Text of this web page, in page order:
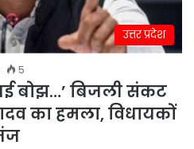
उत्तर प्रदेश
5
बोझ…’ बिजली संकट
का हमला, विधायकों